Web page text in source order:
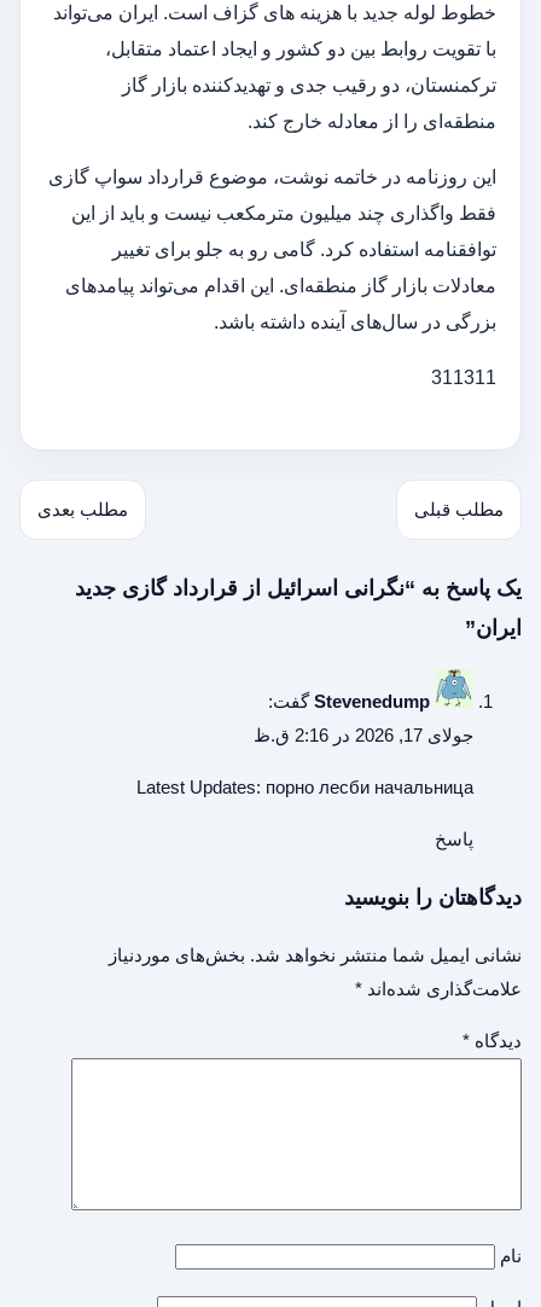
خطوط لوله جدید با هزینه های گزاف است. ایران می‌تواند
با تقویت روابط بین دو کشور و ایجاد اعتماد متقابل،
ترکمنستان، دو رقیب جدی و تهدیدکننده بازار گاز
منطقه‌ای را از معادله خارج کند.
این روزنامه در خاتمه نوشت، موضوع قرارداد سواپ گازی
فقط واگذاری چند میلیون مترمکعب نیست و باید از این
توافقنامه استفاده کرد. گامی رو به جلو برای تغییر
معادلات بازار گاز منطقه‌ای. این اقدام می‌تواند پیامدهای
بزرگی در سال‌های آینده داشته باشد.
311311
مطلب قبلی مطلب بعدی
یک پاسخ به “نگرانی اسرائیل از قرارداد گازی جدید
ایران”
Stevenedump گفت:
جولای 17, 2026 در 2:16 ق.ظ
Latest Updates: порно лесби начальница
پاسخ
دیدگاهتان را بنویسید
نشانی ایمیل شما منتشر نخواهد شد. بخش‌های موردنیاز
علامت‌گذاری شده‌اند *
دیدگاه *
نام